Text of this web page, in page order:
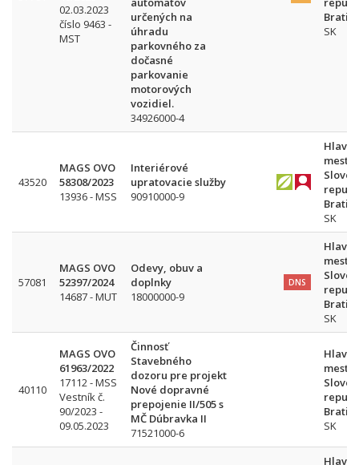
02.03.2023
číslo 9463 -
MST
určených na
úhradu
parkovného za
dočasné
parkovanie
motorových
vozidiel.
34926000-4
SK
43520
MAGS OVO
58308/2023
13936 - MSS
Interiérové
upratovacie služby
90910000-9
Hlavné
mesto
SK
57081
MAGS OVO
52397/2024
14687 - MUT
Odevy, obuv a
doplnky
18000000-9
DNS
Hlavné
mesto
SK
40110
MAGS OVO
61963/2022
17112 - MSS
Vestník č.
90/2023 -
09.05.2023
Činnosť
Stavebného
dozoru pre projekt
Nové dopravné
prepojenie II/505 s
MČ Dúbravka II
71521000-6
Hlavné
mesto
SK
Hlavné